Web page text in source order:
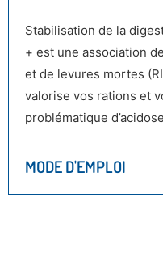
Stabilisation de la
+ est une association
et de levures mortes
valorise vos rations et
problématique
MODE D'EMPLOI